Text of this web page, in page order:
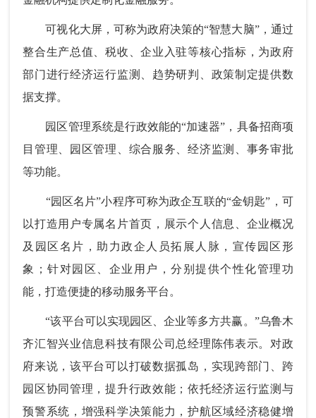
可视化大屏，可称为政府决策的“智慧大脑”，通过
整合生产总值、税收、企业入驻等核心指标，为政府
部门进行经济运行监测、趋势研判、政策制定提供数
据支撑。
园区管理系统是行政效能的“加速器”，具备招商项
目管理、园区管理、综合服务、经济监测、事务审批
等功能。
“园区名片”小程序可称为政企互联的“金钥匙”，可
以打造用户专属名片首页，展示个人信息、企业概况
及园区名片，助力政企人员拓展人脉，宣传园区形
象；针对园区、企业用户，分别提供个性化管理功
能，打造便捷的移动服务平台。
“该平台可以实现园区、企业等多方共赢。”乌鲁木
齐汇智兴业信息科技有限公司总经理陈伟表示。对政
府来说，该平台可以打破数据孤岛，实现跨部门、跨
园区协同管理，提升行政效能；依托经济运行监测与
预警系统，增强科学决策能力，护航区域经济稳健增